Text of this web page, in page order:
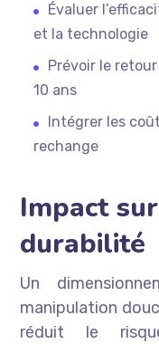
Évaluer
et la technologie
Prévoir le
10 ans
Intégrer les
rechange
Impact
durabilité
Un
manipulation
réduit le